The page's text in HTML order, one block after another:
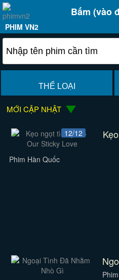
Bấm (vào
PHIM VN2
THỂ LOẠI
MỚI CẬP NHẬT
12/12
Phim Hàn Quốc